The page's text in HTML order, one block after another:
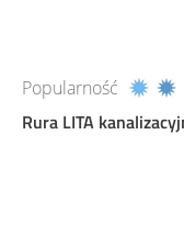
Popularność
Rura LITA